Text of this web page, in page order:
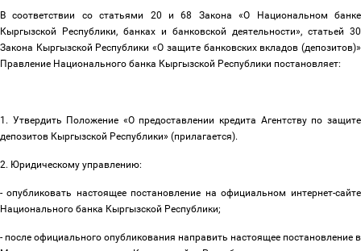
В соответствии со статьями 20 и 68 Закона «О Национальном банке
Кыргызской Республики, банках и банковской деятельности», статьей 30
Закона Кыргызской Республики «О защите банковских вкладов (депозитов)»
Правление Национального банка Кыргызской Республики постановляет:
1. Утвердить Положение «О предоставлении кредита Агентству по защите
депозитов Кыргызской Республики» (прилагается).
2. Юридическому управлению:
- опубликовать настоящее постановление на официальном интернет-сайте
Национального банка Кыргызской Республики;
- после официального опубликования направить настоящее постановление в